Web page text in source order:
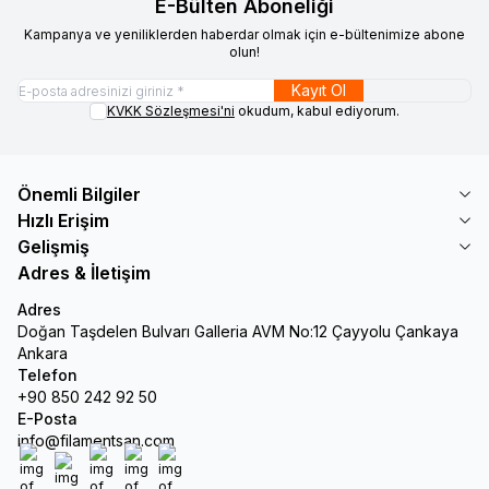
E-Bülten Aboneliği
Kampanya ve yeniliklerden haberdar olmak için e-bültenimize abone
olun!
Kayıt Ol
KVKK Sözleşmesi'ni okudum, kabul ediyorum.
Önemli Bilgiler
Hızlı Erişim
Gelişmiş
Adres & İletişim
Adres
Doğan Taşdelen Bulvarı Galleria AVM No:12 Çayyolu Çankaya
Ankara
Telefon
+90 850 242 92 50
E-Posta
info@filamentsan.com